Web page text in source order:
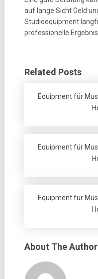
auf lange Sicht Geld
Studioequipment
professionelle
Related Posts
Equipment für
Equipment für
Equipment für
About The Author